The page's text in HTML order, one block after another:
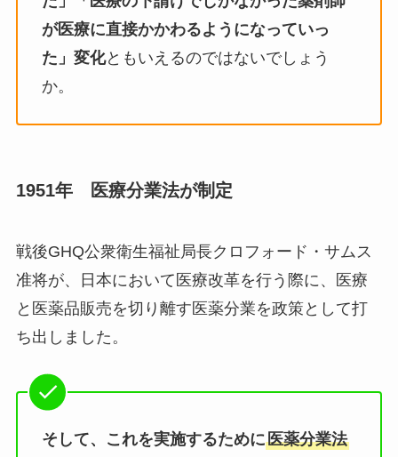
が医療に直接かかわるようになっていっ
た」変化ともいえるのではないでしょう
か。
1951年 医療分業法が制定
戦後GHQ公衆衛生福祉局長クロフォード・サムス
准将が、日本において医療改革を行う際に、医療
と医薬品販売を切り離す医薬分業を政策として打
ち出しました。
そして、これを実施するために医薬分業法